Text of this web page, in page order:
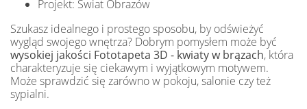
Projekt: Świat Obrazów
Szukasz idealnego i prostego sposobu, by odświeżyć
wygląd swojego wnętrza? Dobrym pomysłem może być
wysokiej jakości Fototapeta 3D - kwiaty w brązach, która
charakteryzuje się ciekawym i wyjątkowym motywem.
Może sprawdzić się zarówno w pokoju, salonie czy też
sypialni.